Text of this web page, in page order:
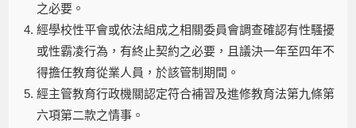
之必要。
經學校性平會或依法組成之相關委員會調查確認有性騷擾
或性霸凌行為，有終止契約之必要，且議決一年至四年不
得擔任教育從業人員，於該管制期間。
經主管教育行政機關認定符合補習及進修教育法第九條第
六項第二款之情事。